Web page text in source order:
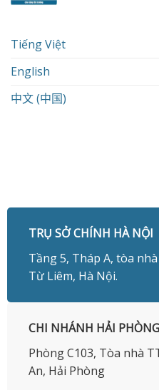
Tiếng Việt
English
中文 (中国)
TRỤ SỞ CHÍNH HÀ NỘI
Tầng 5, Tháp A, tòa
Từ Liêm, Hà Nội.
CHI NHÁNH HẢI PHÒNG
Phòng C103, Tòa nhà
An, Hải Phòng